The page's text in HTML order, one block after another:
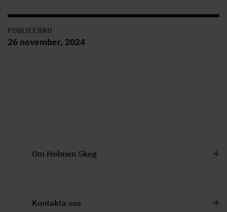
PUBLICERAD
26 november, 2024
Om Holmen Skog
Kontakta oss